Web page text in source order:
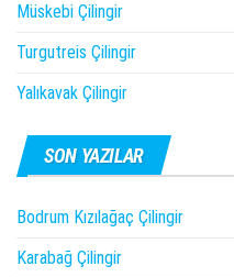
Müskebi Çilingir
Turgutreis Çilingir
Yalıkavak Çilingir
SON YAZILAR
Bodrum Kızılağaç Çilingir
Karabağ Çilingir